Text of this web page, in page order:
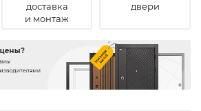
доставка
и монтаж
двери